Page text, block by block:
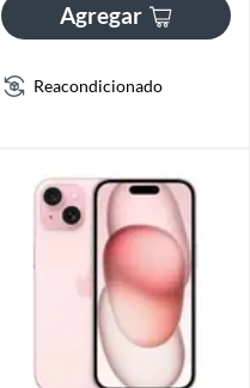
Agregar
Reacondicionado